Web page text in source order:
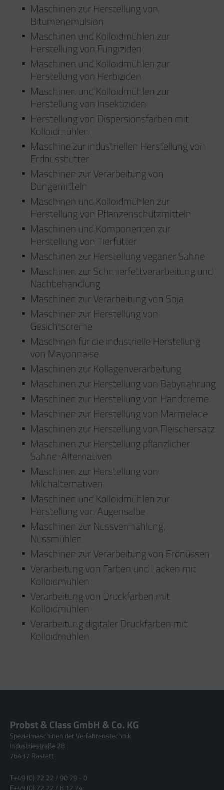
Maschinen zur Herstellung von
Bitumenemulsion
Maschinen und Kolloidmühlen zur
Herstellung von Fungiziden
Maschinen und Kolloidmühlen zur
Herstellung von Herbiziden
Maschinen und Kolloidmühlen zur
Herstellung von Insektiziden
Herstellung von Dispersionsfarben mit
Kolloidmühlen
Maschine zur industriellen Herstellung von
Erdnussbutter
Maschinen zur Verarbeitung von
Düngemitteln
Maschinen und Kolloidmühlen zur
Herstellung von Pflanzenschutzmitteln
Maschinen und Komponenten zur
Herstellung von Tierfutter
Maschinen zur Herstellung veganer Sahne
Maschinen zur Schmierfettverarbeitung und
Nachbehandlung
Maschinen zur Verarbeitung von Soja
Maschinen zur Herstellung von
Gesichtscreme
Maschinen für die industrielle Herstellung
von Mayonnaise
Maschinen zur Kollagenverarbeitung
Maschinen zur Herstellung von Babynahrung
Maschinen zur Herstellung von Handcreme
Maschinen zur Herstellung von Marmelade
Maschinen zur Herstellung von Fleischersatz
Maschinen zur Herstellung pflanzlicher
Sahne-Alternativen
Maschinen zur Herstellung von
Milchalternativen
Maschinen und Kolloidmühlen zur
Herstellung von Augensalbe
Maschinen zur Nussvermahlung,
Nussmühlen
Maschinen zur Verarbeitung von Erdnüssen
Verarbeitung von Farben und Lacken mit
Kolloidmühlen
Verarbeitung von Druckfarben mit
Kolloidmühlen
Verarbeitung digitaler Druckfarben mit
Kolloidmühlen
Probst & Class GmbH & Co. KG
Spezialmaschinen der Verfahrenstechnik
Industriestraße 28
76437 Rastatt
T+49 (0) 72 22 / 90 79 - 0
F+49 (0) 72 22 / 8 12 74